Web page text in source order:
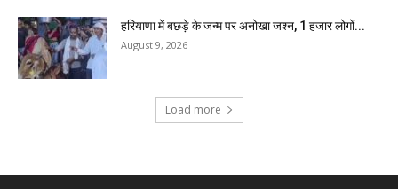
हरियाणा में बछड़े के जन्म पर अनोखा जश्न, 1 हजार लोगों...
August 9, 2026
Load more